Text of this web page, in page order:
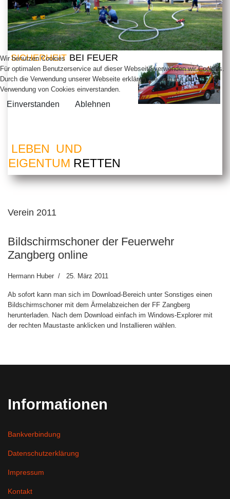
SICHERHEIT BEI FEUER
LEBEN UND
EIGENTUM RETTEN
Verein 2011
Bildschirmschoner der Feuerwehr
Zangberg online
Hermann Huber 25. März 2011
Ab sofort kann man sich im Download-Bereich unter Sonstiges einen
Bildschirmschoner mit dem Ärmelabzeichen der FF Zangberg
herunterladen. Nach dem Download einfach im Windows-Explorer mit
der rechten Maustaste anklicken und Installieren wählen.
Informationen
Bankverbindung
Datenschutzerklärung
Impressum
Kontakt
Wir benutzen Cookies
Für optimalen Benutzerservice auf dieser Webseite verwenden wir Cookies.
Durch die Verwendung unserer Webseite erklären Sie sich mit der
Verwendung von Cookies einverstanden.
Einverstanden Ablehnen